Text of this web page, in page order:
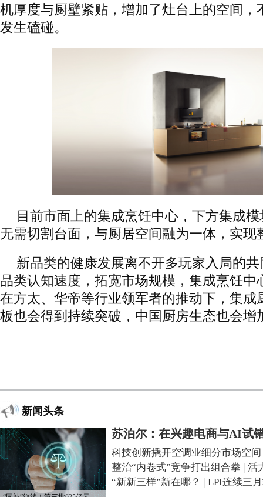
机厚度与厨壁紧贴，增加了灶台上的空间，
发生磕碰。
目前市面上的集成烹饪中心，下方集成
无需切割台面，与厨居空间融为一体，实现
新品类的健康发展离不开多玩家入局的
品类认知速度，拓宽市场规模，集成烹饪中
在方太、华帝等行业领军者的推动下，集成
板也会得到持续突破，中国厨房生态也会增
新闻头条
苏泊尔：在兴趣电商与AI试
科技创新撬开空调业细分市场空间
整治“内卷式”竞争打出组合拳 | 活
“新新三样”新在哪？ | LPI连续三